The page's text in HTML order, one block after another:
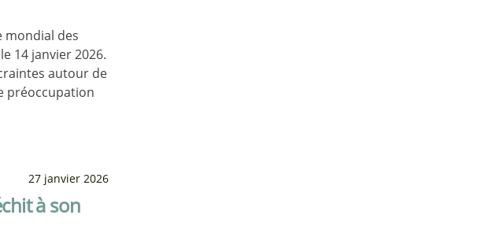
mondial des
14 janvier 2026.
autour de
préoccupation
27 janvier 2026
à son